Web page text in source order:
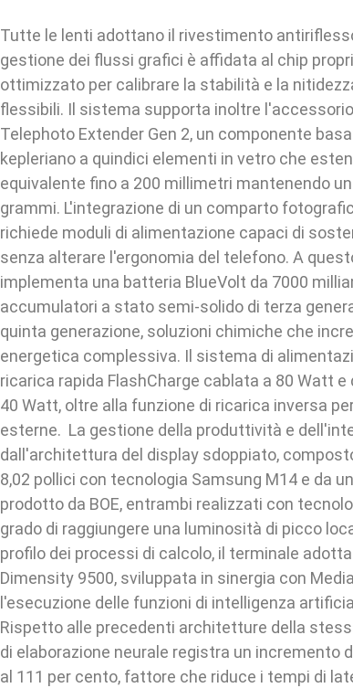
Tutte le lenti adottano il rivestimento
gestione dei flussi grafici è affidata al chip
ottimizzato per calibrare la stabilità e la
flessibili. Il sistema supporta inoltre
Telephoto Extender Gen 2, un componente
kepleriano a quindici elementi in vetro che
equivalente fino a 200 millimetri mantenendo
grammi. L'integrazione di un comparto
richiede moduli di alimentazione capaci di
senza alterare l'ergonomia del telefono. A
implementa una batteria BlueVolt da 7000
accumulatori a stato semi-solido di terza
quinta generazione, soluzioni chimiche che
energetica complessiva. Il sistema di
ricarica rapida FlashCharge cablata a 80 Watt
40 Watt, oltre alla funzione di ricarica inversa
esterne. La gestione della produttività e
dall'architettura del display sdoppiato,
8,02 pollici con tecnologia Samsung M14 e da
prodotto da BOE, entrambi realizzati con
grado di raggiungere una luminosità di picco
profilo dei processi di calcolo, il terminale
Dimensity 9500, sviluppata in sinergia con
l'esecuzione delle funzioni di intelligenza
Rispetto alle precedenti architetture della
di elaborazione neurale registra un incremento
al 111 per cento, fattore che riduce i tempi di